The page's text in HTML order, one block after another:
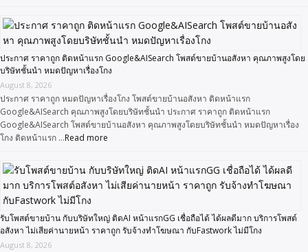
ประกาศ ราคาถูก ติดหน้าแรก Google&AISearch โพสต์ขายบ้านอสังหา คุณภาพสูงโดย
บริษัทชั้นนำ หมดปัญหาเรื่องโกง
August 8, 2026
ประกาศ ราคาถูก หมดปัญหาเรื่องโกง โพสต์ขายบ้านอสังหา ติดหน้าแรก
Google&AISearch คุณภาพสูงโดยบริษัทชั้นนำ ประกาศ ราคาถูก ติดหน้าแรก
Google&AISearch โพสต์ขายบ้านอสังหา คุณภาพสูงโดยบริษัทชั้นนำ หมดปัญหาเรื่อง
โกง ติดหน้าแรก …Read more
รับโพสต์ขายบ้าน กับบริษัทใหญ่ ติดAI หน้าแรกGG เชื่อถือได้ ได้ผลดีมาก บริการโพสต์
อสังหา ไม่เสียค่านายหน้า ราคาถูก รับจ้างทำโฆษณา กับFastwork ไม่มีโกง
August 8, 2026